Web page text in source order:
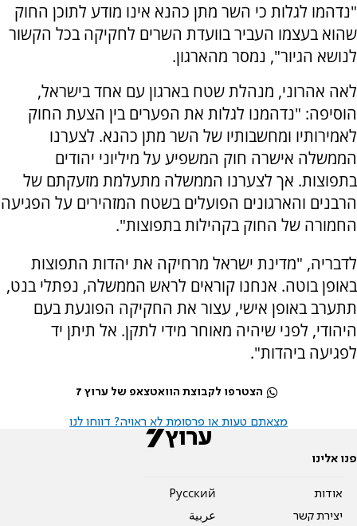
"נדהמו לגלות כי השר מתן כהנא אינו מודע לתוכן החוק
שהוא בעצמו העביר בוועדת השרים לחקיקה בכל הקשור
לנושא הגיור", נמסר מהארגון.
לאה אהרוני, מנהלת שטח בארגון עם אחד בישראל,
הוסיפה: "נדהמנו לגלות את הפערים בין הצעת החוק
לאמירותיו ומחשבותיו של השר מתן כהנא. לצערנו
הממשלה אישרה חוק המשפיע על מיליוני יהודים
בתפוצות. אך לצערנו הממשלה מתעלמת מזעקתם של
הרבנים והארגונים הפועלים בשטח המזהירים על הפגיעה
החמורה של החוק בקהילות בתפוצות".
לדבריה, "מדינת ישראל מרחיקה את יהדות התפוצות
באופן בוטה. אנחנו קוראים לראש הממשלה, נפתלי בנט,
תתערב באופן אישי, עצור את החקיקה הפוגעת בעם
היהודי, לפני שיהיה מאוחר מידי לתקן. אל תיתן יד
לפגיעה ביהדות".
הצטרפו לקבוצת הוואטצאפ של ערוץ 7
מצאתם טעות או פרסומת לא ראויה? דווחו לנו
פנו אלינו
אודות
יצירת קשר
Pусский
عربية